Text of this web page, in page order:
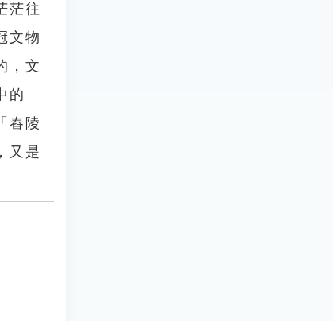
茫往
文物
，文
的
舂陵
又是